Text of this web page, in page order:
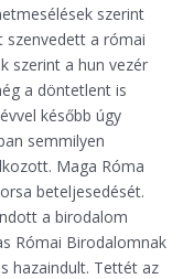
szerint
szenvedett a római
szerint a hun vezér
a döntetlent is
később úgy
semmilyen
Maga Róma
beteljesedését.
a birodalom
Római Birodalomnak
hazaindult. Tettét az